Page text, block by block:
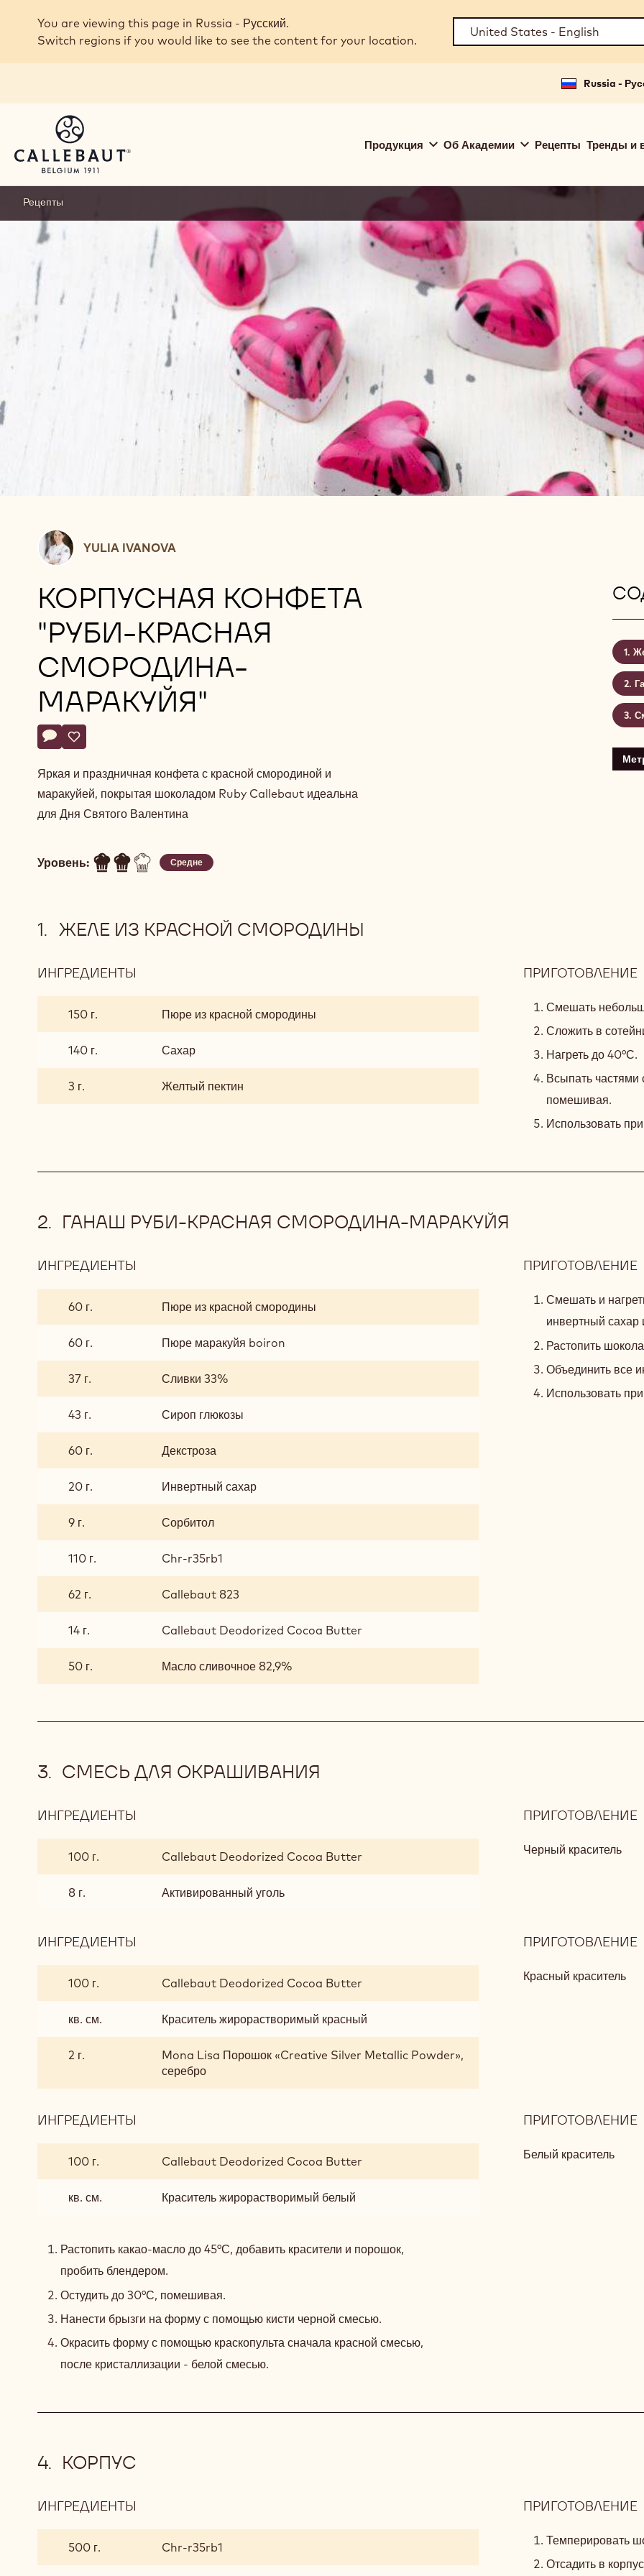
Skip to main content
You are viewing this page in Russia - Русский.
Switch regions if you would like to see the content for your location.
Russia -
navigation
Продукция Об Академии Рецепты Тренды и
Рецепты
Yulia
Ivanova
YULIA IVANOVA
КОРПУСНАЯ КОНФЕТА
"РУБИ-КРАСНАЯ
СМОРОДИНА-
МАРАКУЙЯ"
Actions
Напишите комментарий
- Корпусная конфета "Руби-красная смородина-маракуйя"
Сохранить
- Корпусная конфета "Руби-красная смородина-маракуйя"
Яркая и праздничная конфета с красной смородиной и
маракуйей, покрытая шоколадом Ruby Callebaut идеальна
для Дня Святого Валентина
Уровень: Средне
ЖЕЛЕ ИЗ КРАСНОЙ СМОРОДИНЫ
ИНГРЕДИЕНТЫ
КРАСНОЙ
150 г. Пюре из красной смородины
140 г. Сахар
3 г. Желтый пектин
ПРИГОТОВЛЕНИЕ
Смешать
Сложить в
Нагреть до 40°С.
Всыпать частями
помешивая.
Использовать
ГАНАШ РУБИ-КРАСНАЯ СМОРОДИНА-МАРАКУЙЯ
ИНГРЕДИЕНТЫ
РУБИ-
КРАСНАЯ
СМОРОДИНА-
МАРАКУЙЯ
60 г. Пюре из красной смородины
60 г. Пюре маракуйя boiron
37 г. Сливки 33%
43 г. Сироп глюкозы
60 г. Декстроза
20 г. Инвертный сахар
9 г. Сорбитол
110 г. Chr-r35rb1
62 г. Callebaut 823
14 г. Callebaut Deodorized Cocoa Butter
50 г. Масло сливочное 82,9%
ПРИГОТОВЛЕНИЕ:
Смешать и
инвертный сахар
Растопить
Объединить все
Использовать
СМЕСЬ ДЛЯ ОКРАШИВАНИЯ
ИНГРЕДИЕНТЫ
ДЛЯ
100 г. Callebaut Deodorized Cocoa Butter
8 г. Активированный уголь
ПРИГОТОВЛЕНИЕ:
Черный краситель
ИНГРЕДИЕНТЫ
ДЛЯ
100 г. Callebaut Deodorized Cocoa Butter
кв. см. Краситель жирорастворимый красный
2 г.
Mona Lisa Порошок «Creative Silver Metallic Powder»,
серебро
ПРИГОТОВЛЕНИЕ:
Красный краситель
ИНГРЕДИЕНТЫ
ДЛЯ
100 г. Callebaut Deodorized Cocoa Butter
кв. см. Краситель жирорастворимый белый
ПРИГОТОВЛЕНИЕ:
Белый краситель
Растопить какао-масло до 45°С, добавить красители и порошок,
пробить блендером.
Остудить до 30°С, помешивая.
Нанести брызги на форму с помощью кисти черной смесью.
Окрасить форму с помощью краскопульта сначала красной смесью,
после кристаллизации - белой смесью.
КОРПУС
ИНГРЕДИЕНТЫ
500 г. Chr-r35rb1
ПРИГОТОВЛЕНИЕ:
Темперировать
Отсадить в